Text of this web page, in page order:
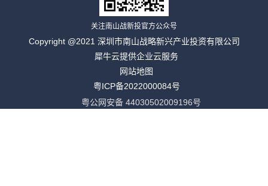
关注南山战新投官方公众号
Copyright @2021 深圳市南山战略新兴产业投资有限公司
犀牛云提供企业云服务
网站地图
粤ICP备2022000084号
粤公网安备 44030502009196号